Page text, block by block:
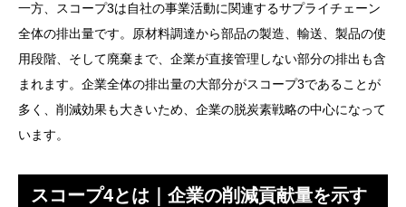
一方、スコープ3は自社の事業活動に関連するサプライチェーン
全体の排出量です。原材料調達から部品の製造、輸送、製品の使
用段階、そして廃棄まで、企業が直接管理しない部分の排出も含
まれます。企業全体の排出量の大部分がスコープ3であることが
多く、削減効果も大きいため、企業の脱炭素戦略の中心になって
います。
スコープ4とは｜企業の削減貢献量を示す